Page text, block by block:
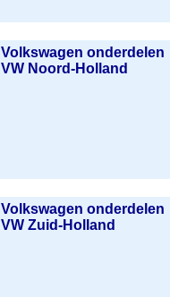
Volkswagen onderdelen
VW Noord-Holland
Volkswagen onderdelen
VW Zuid-Holland